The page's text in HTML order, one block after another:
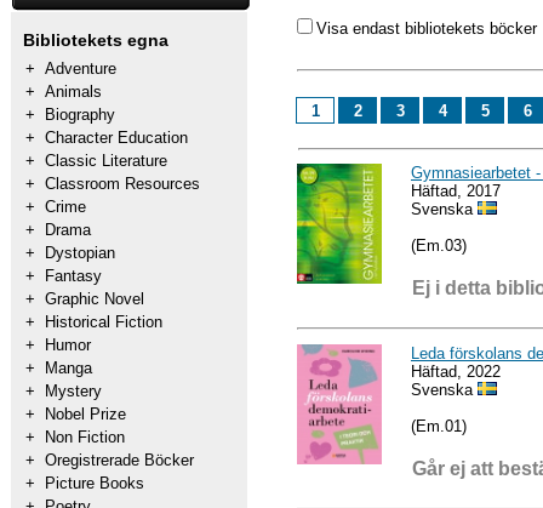
Bibliotekets egna
+ Adventure
+ Animals
+
Biography
+ Character Education
+ Classic Literature
+ Classroom Resources
+ Crime
+
Drama
+
Dystopian
+
Fantasy
+ Graphic Novel
+
Historical Fiction
+
Humor
+
Manga
+
Mystery
+
Nobel Prize
+
Non Fiction
+ Oregistrerade Böcker
+
Picture Books
Visa endast bibliotekets böcker
1 2 3 4 5 6
Gymnasiearbetet
Häftad, 2017
Svenska
(Em.03)
Ej i detta
Leda förskolans
Häftad, 2022
Svenska
(Em.01)
Går ej att